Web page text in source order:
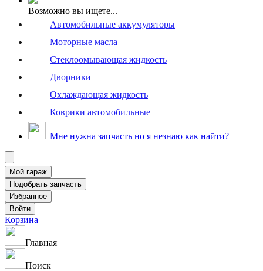
Возможно вы ищете...
Автомобильные аккумуляторы
Моторные масла
Стеклоомывающая жидкость
Дворники
Охлаждающая жидкость
Коврики автомобильные
Мне нужна запчасть но я незнаю как найти?
Корзина
Главная
Поиск